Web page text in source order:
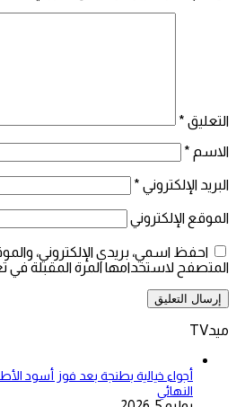
التعليق *
الاسم *
البريد الإلكتروني *
الموقع الإلكتروني
احفظ اسمي، بريدي الإلكتروني،
المتصفح لاستخدامها المرة المقبلة في
ميدTV
أجواء خيالية بطنجة بعد فوز أسود
النهائي